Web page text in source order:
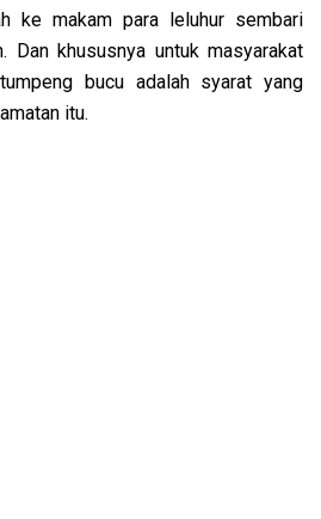
ke makam para leluhur sembari
Dan khususnya untuk masyarakat
bucu adalah syarat yang
itu.